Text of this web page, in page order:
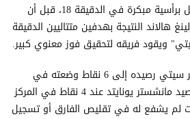
وافتتح فيل فودين التسجيل برأسية مبكرة في الدقيقة 18، قبل أن
هالاند النتيجة بهدفين متتاليين الدقيقة
بهذه النتيجة رفع مانشستر سيتي رصيده إلى 6 نقاط وضعته في
المركز الثامن، فيما تجمد رصيد مانشستر يونايتد عند 4 نقاط في المركز
لم يشفع له في تقليص الفارق أو تسجيل